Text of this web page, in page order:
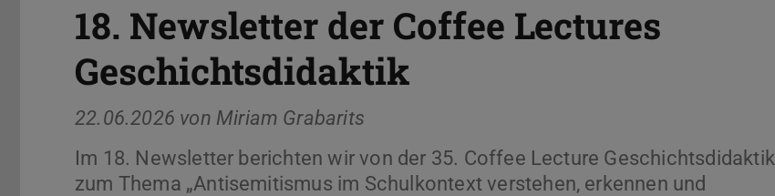
18. Newsletter der Coffee Lectures
Geschichtsdidaktik
22.06.2026 von Miriam Grabarits
Im 18. Newsletter berichten wir von der 35. Coffee Lecture Geschichtsdidaktik
zum Thema „Antisemitismus im Schulkontext verstehen, erkennen und